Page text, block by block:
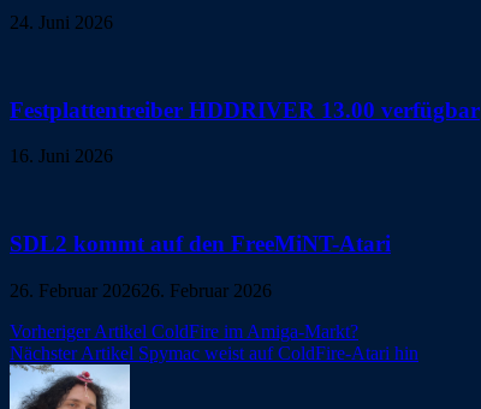
24. Juni 2026
Festplattentreiber HDDRIVER 13.00 verfügbar
16. Juni 2026
SDL2 kommt auf den FreeMiNT-Atari
26. Februar 202626. Februar 2026
Beitragsnavigation
Vorheriger Artikel ColdFire im Amiga-Markt?
Nächster Artikel Spymac weist auf ColdFire-Atari hin